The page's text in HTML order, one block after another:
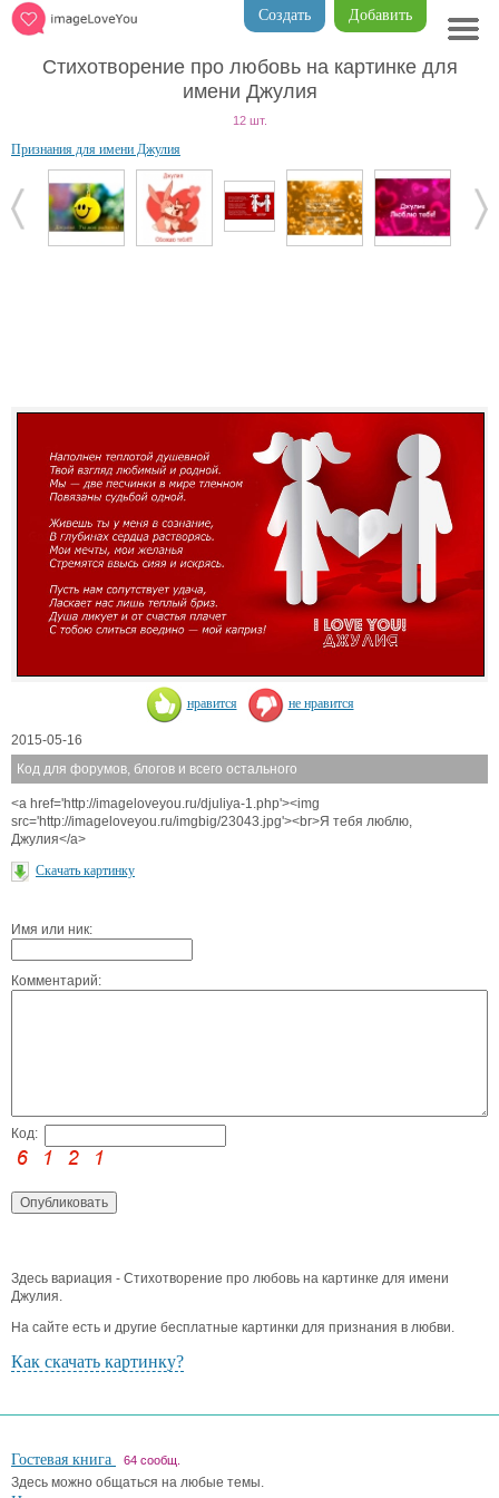
Добавить
Создать
Стихотворение про любовь на картинке для
имени Джулия
12 шт.
Признания для имени Джулия
нравится не нравится
2015-05-16
Код для форумов, блогов и всего остального
<a href='http://imageloveyou.ru/djuliya-1.php'><img
src='http://imageloveyou.ru/imgbig/23043.jpg'><br>Я тебя люблю,
Джулия</a>
Скачать картинку
Имя или ник:
Комментарий:
Код:
Здесь вариация - Стихотворение про любовь на картинке для имени
Джулия.
На сайте есть и другие бесплатные картинки для признания в любви.
Как скачать картинку?
Гостевая книга 64 сообщ.
Здесь можно общаться на любые темы.